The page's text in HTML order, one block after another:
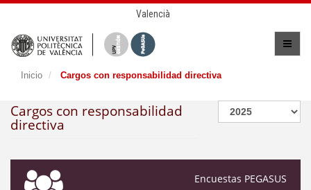
Valencià
Inicio Cargos con responsabilidad directiva
Cargos con responsabilidad
directiva
Encuestas PEGASUS